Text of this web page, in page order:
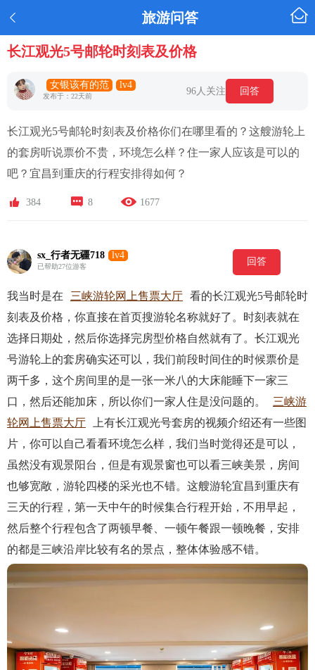
 旅游问答 
长江观光5号邮轮时刻表及价格
女银该有的范 lv4
发布于：22天前 96人关注 回答
长江观光5号邮轮时刻表及价格你们在哪里看的？这艘游轮上
的套房听说票价不贵，环境怎么样？住一家人应该是可以的
吧？宜昌到重庆的行程安排得如何？
 384  8  1677
sx_行者无疆718 lv4
已帮助27位游客 回答
我当时是在 三峡游轮网上售票大厅 看的长江观光5号邮轮时
刻表及价格，你直接在首页搜游轮名称就好了。时刻表就在
选择日期处，然后你选择完房型价格自然就有了。长江观光
号游轮上的套房确实还可以，我们前段时间住的时候票价是
两千多，这个房间里的是一张一米八的大床能睡下一家三
口，然后还能加床，所以你们一家人住是没问题的。
三峡游
轮网上售票大厅
上有长江观光号套房的视频介绍还有一些图
片，你可以自己看看环境怎么样，我们当时觉得还是可以，
虽然没有观景阳台，但是有观景窗也可以看三峡美景，房间
也够宽敞，游轮四楼的采光也不错。这艘游轮宜昌到重庆有
三天的行程，第一天中午的时候集合行程开始，不用早起，
然后整个行程包含了两顿早餐、一顿午餐跟一顿晚餐，安排
的都是三峡沿岸比较有名的景点，整体体验感不错。